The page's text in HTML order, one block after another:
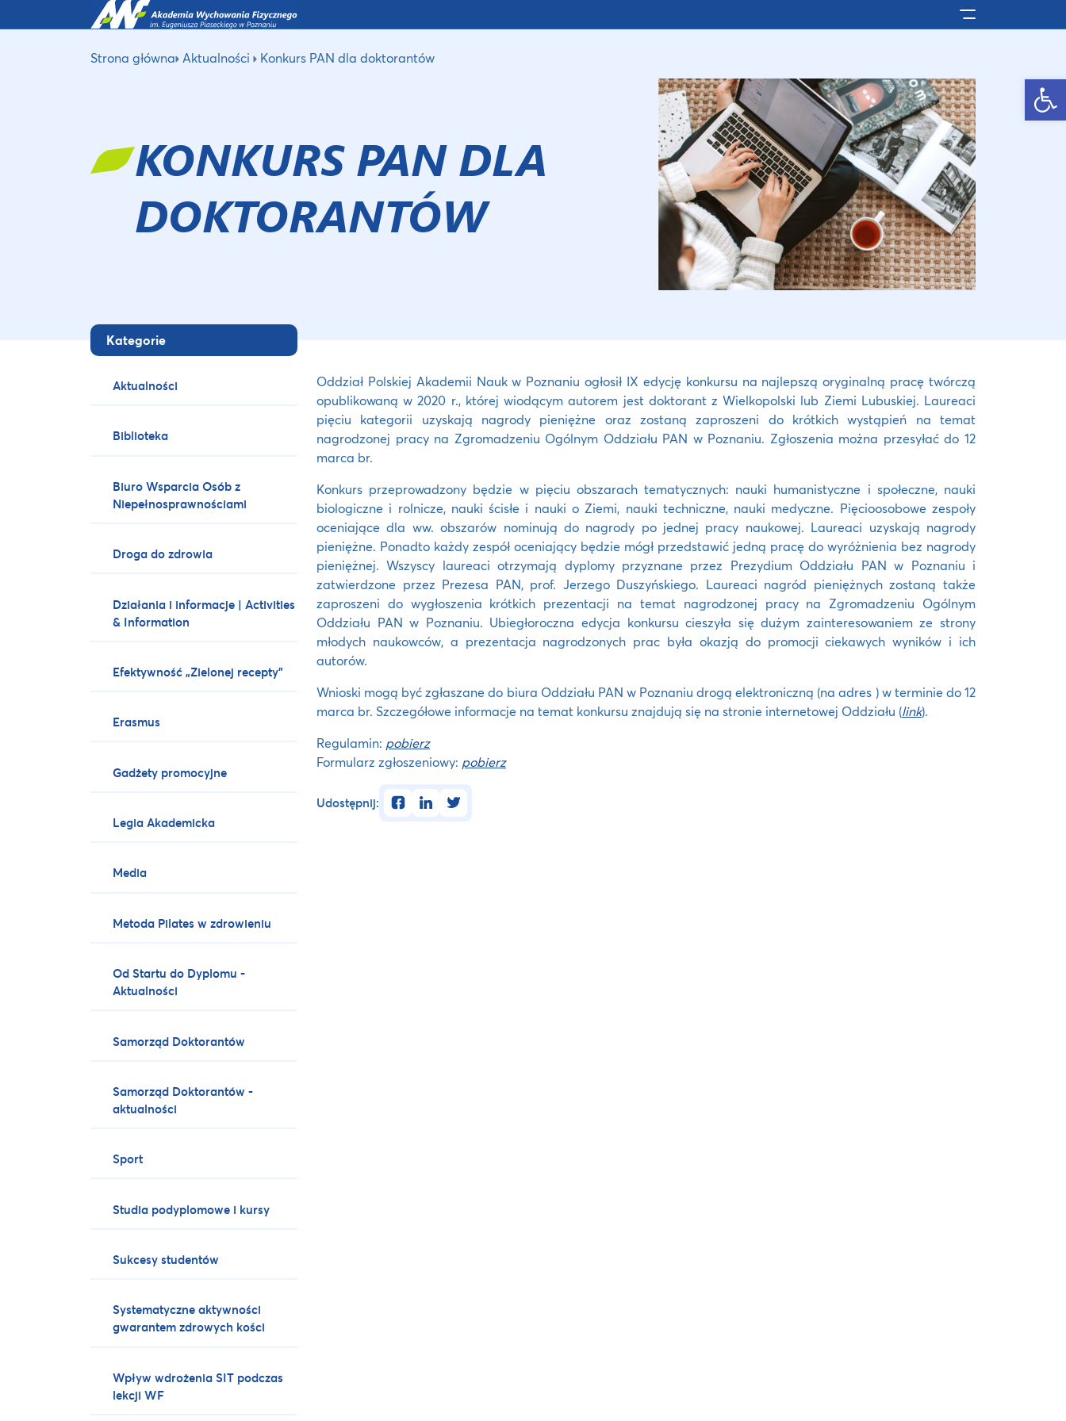
Otwórz pasek narzędzi
Pokaż/ukryj
Strona główna Aktualności Konkurs PAN dla doktorantów
KONKURS PAN DLA
DOKTORANTÓW
Kategorie
Aktualności
Biblioteka
Biuro Wsparcia Osób z
Niepełnosprawnościami
Droga do zdrowia
Działania i informacje | Activities
& Information
Efektywność „Zielonej recepty”
Erasmus
Gadżety promocyjne
Legia Akademicka
Media
Metoda Pilates w zdrowieniu
Od Startu do Dyplomu -
Aktualności
Samorząd Doktorantów
Samorząd Doktorantów -
aktualności
Sport
Studia podyplomowe i kursy
Sukcesy studentów
Systematyczne aktywności
gwarantem zdrowych kości
Wpływ wdrożenia SIT podczas
lekcji WF
Oddział Polskiej Akademii Nauk w Poznaniu ogłosił IX edycję konkursu na najlepszą oryginalną pracę twórczą
opublikowaną w 2020 r., której wiodącym autorem jest doktorant z Wielkopolski lub Ziemi Lubuskiej. Laureaci
pięciu kategorii uzyskają nagrody pieniężne oraz zostaną zaproszeni do krótkich wystąpień na temat
nagrodzonej pracy na Zgromadzeniu Ogólnym Oddziału PAN w Poznaniu. Zgłoszenia można przesyłać do 12
marca br.
Konkurs przeprowadzony będzie w pięciu obszarach tematycznych: nauki humanistyczne i społeczne, nauki
biologiczne i rolnicze, nauki ścisłe i nauki o Ziemi, nauki techniczne, nauki medyczne. Pięcioosobowe zespoły
oceniające dla ww. obszarów nominują do nagrody po jednej pracy naukowej. Laureaci uzyskają nagrody
pieniężne. Ponadto każdy zespół oceniający będzie mógł przedstawić jedną pracę do wyróżnienia bez nagrody
pieniężnej. Wszyscy laureaci otrzymają dyplomy przyznane przez Prezydium Oddziału PAN w Poznaniu i
zatwierdzone przez Prezesa PAN, prof. Jerzego Duszyńskiego. Laureaci nagród pieniężnych zostaną także
zaproszeni do wygłoszenia krótkich prezentacji na temat nagrodzonej pracy na Zgromadzeniu Ogólnym
Oddziału PAN w Poznaniu. Ubiegłoroczna edycja konkursu cieszyła się dużym zainteresowaniem ze strony
młodych naukowców, a prezentacja nagrodzonych prac była okazją do promocji ciekawych wyników i ich
autorów.
Wnioski mogą być zgłaszane do biura Oddziału PAN w Poznaniu drogą elektroniczną (na adres ) w terminie do 12
marca br. Szczegółowe informacje na temat konkursu znajdują się na stronie internetowej Oddziału (link).
Regulamin: pobierz
Formularz zgłoszeniowy: pobierz
Udostępnij: facebooklinkedintwitter